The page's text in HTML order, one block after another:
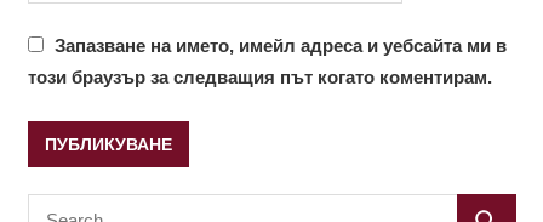
Запазване на името, имейл адреса и уебсайта ми в
този браузър за следващия път когато коментирам.
Search